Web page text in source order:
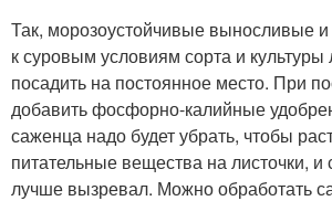
Так, морозоустойчивые выносливые
к суровым условиям сорта и культуры
посадить на постоянное место. При
добавить фосфорно-калийные
саженца надо будет убрать, чтобы
питательные вещества на листочки, и
лучше вызревал. Можно обработать